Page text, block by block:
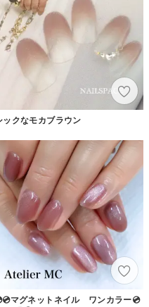
ックなモカブラウン
マグネットネイル ワンカラー💿